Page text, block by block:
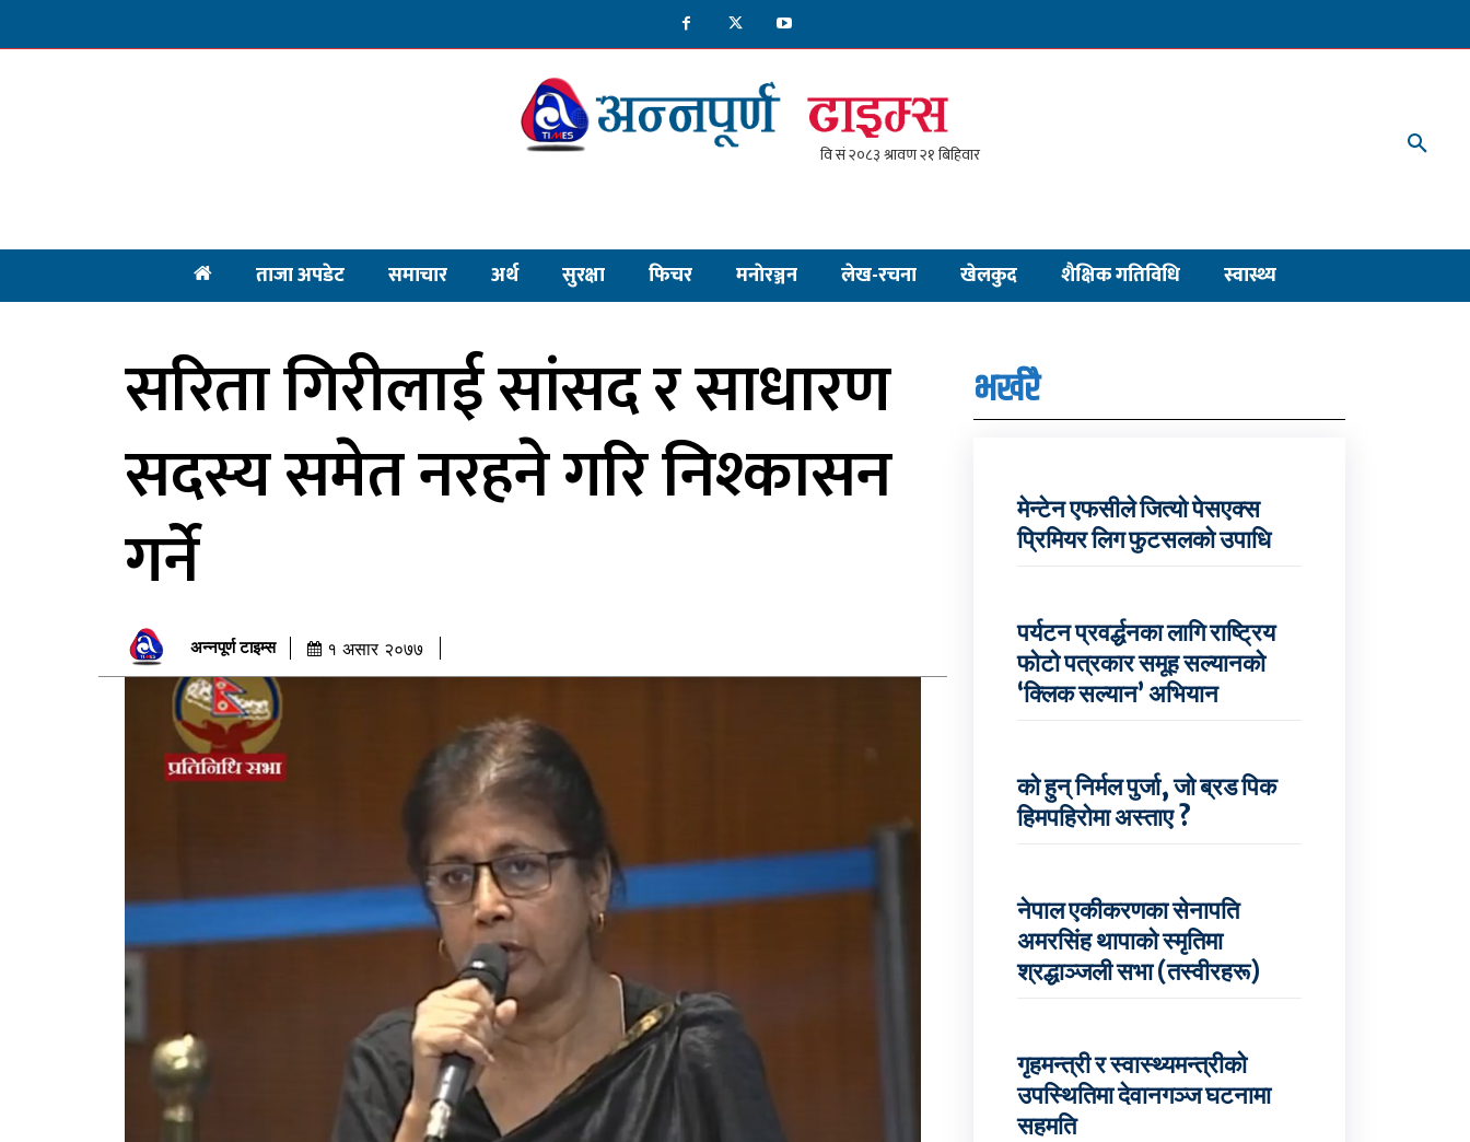
ताजा अपडेट समाचार अर्थ सुरक्षा फिचर मनाेरञ्जन लेख-रचना खेलकुद शैक्षिक गतिविधि स्वास्थ्य
सरिता गिरीलाई सांसद र साधारण
सदस्य समेत नरहने गरि निश्कासन
गर्ने
अन्नपूर्ण टाइम्स १ असार २०७७
भर्खरै
मेन्टेन एफसीले जित्यो पेसएक्स
प्रिमियर लिग फुटसलको उपाधि
पर्यटन प्रवर्द्धनका लागि राष्ट्रिय
फोटो पत्रकार समूह सल्यानको
‘क्लिक सल्यान’ अभियान
को हुन् निर्मल पुर्जा, जो ब्रड पिक
हिमपहिरोमा अस्ताए ?
नेपाल एकीकरणका सेनापति
अमरसिंह थापाको स्मृतिमा
श्रद्धाञ्जली सभा (तस्वीरहरू)
गृहमन्त्री र स्वास्थ्यमन्त्रीको
उपस्थितिमा देवानगञ्ज घटनामा
सहमति